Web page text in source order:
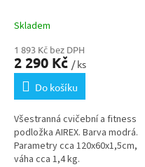
Skladem
1 893 Kč bez DPH
2 290 Kč / ks
Do košíku
Všestranná cvičební a fitness
podložka AIREX. Barva modrá.
Parametry cca 120x60x1,5cm,
váha cca 1,4 kg.